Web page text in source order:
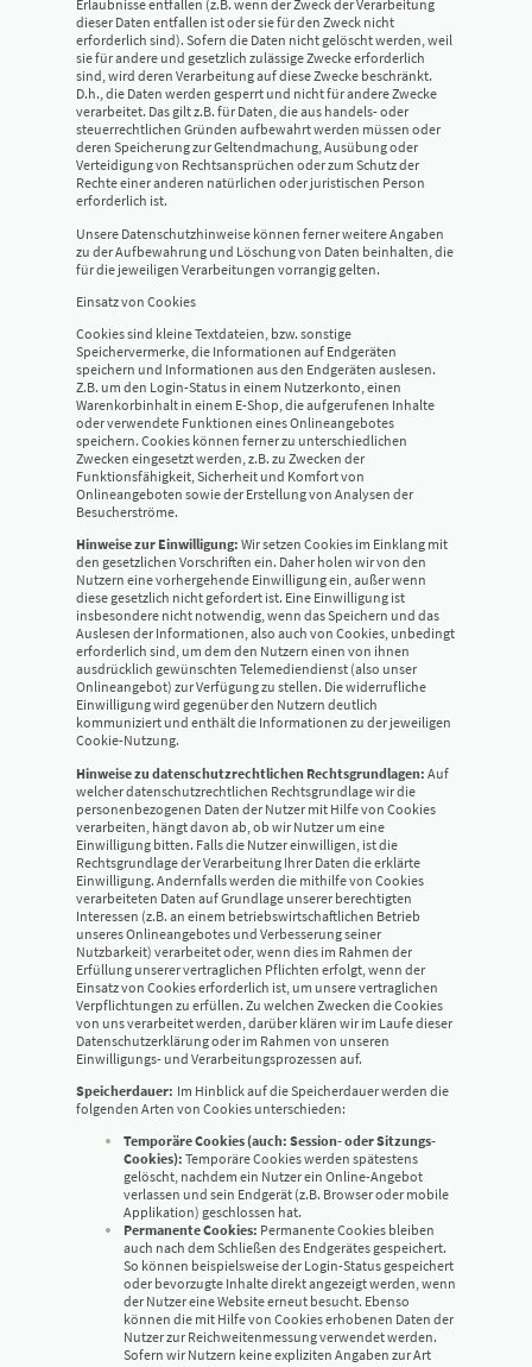
Erlaubnisse entfallen (z.B. wenn der Zweck der Verarbeitung
dieser Daten entfallen ist oder sie für den Zweck nicht
erforderlich sind). Sofern die Daten nicht gelöscht werden, weil
sie für andere und gesetzlich zulässige Zwecke erforderlich
sind, wird deren Verarbeitung auf diese Zwecke beschränkt.
D.h., die Daten werden gesperrt und nicht für andere Zwecke
verarbeitet. Das gilt z.B. für Daten, die aus handels- oder
steuerrechtlichen Gründen aufbewahrt werden müssen oder
deren Speicherung zur Geltendmachung, Ausübung oder
Verteidigung von Rechtsansprüchen oder zum Schutz der
Rechte einer anderen natürlichen oder juristischen Person
erforderlich ist.
Unsere Datenschutzhinweise können ferner weitere Angaben
zu der Aufbewahrung und Löschung von Daten beinhalten, die
für die jeweiligen Verarbeitungen vorrangig gelten.
Einsatz von Cookies
Cookies sind kleine Textdateien, bzw. sonstige
Speichervermerke, die Informationen auf Endgeräten
speichern und Informationen aus den Endgeräten auslesen.
Z.B. um den Login-Status in einem Nutzerkonto, einen
Warenkorbinhalt in einem E-Shop, die aufgerufenen Inhalte
oder verwendete Funktionen eines Onlineangebotes
speichern. Cookies können ferner zu unterschiedlichen
Zwecken eingesetzt werden, z.B. zu Zwecken der
Funktionsfähigkeit, Sicherheit und Komfort von
Onlineangeboten sowie der Erstellung von Analysen der
Besucherströme.
Hinweise zur Einwilligung: Wir setzen Cookies im Einklang mit
den gesetzlichen Vorschriften ein. Daher holen wir von den
Nutzern eine vorhergehende Einwilligung ein, außer wenn
diese gesetzlich nicht gefordert ist. Eine Einwilligung ist
insbesondere nicht notwendig, wenn das Speichern und das
Auslesen der Informationen, also auch von Cookies, unbedingt
erforderlich sind, um dem den Nutzern einen von ihnen
ausdrücklich gewünschten Telemediendienst (also unser
Onlineangebot) zur Verfügung zu stellen. Die widerrufliche
Einwilligung wird gegenüber den Nutzern deutlich
kommuniziert und enthält die Informationen zu der jeweiligen
Cookie-Nutzung.
Hinweise zu datenschutzrechtlichen Rechtsgrundlagen: Auf
welcher datenschutzrechtlichen Rechtsgrundlage wir die
personenbezogenen Daten der Nutzer mit Hilfe von Cookies
verarbeiten, hängt davon ab, ob wir Nutzer um eine
Einwilligung bitten. Falls die Nutzer einwilligen, ist die
Rechtsgrundlage der Verarbeitung Ihrer Daten die erklärte
Einwilligung. Andernfalls werden die mithilfe von Cookies
verarbeiteten Daten auf Grundlage unserer berechtigten
Interessen (z.B. an einem betriebswirtschaftlichen Betrieb
unseres Onlineangebotes und Verbesserung seiner
Nutzbarkeit) verarbeitet oder, wenn dies im Rahmen der
Erfüllung unserer vertraglichen Pflichten erfolgt, wenn der
Einsatz von Cookies erforderlich ist, um unsere vertraglichen
Verpflichtungen zu erfüllen. Zu welchen Zwecken die Cookies
von uns verarbeitet werden, darüber klären wir im Laufe dieser
Datenschutzerklärung oder im Rahmen von unseren
Einwilligungs- und Verarbeitungsprozessen auf.
Speicherdauer: Im Hinblick auf die Speicherdauer werden die
folgenden Arten von Cookies unterschieden:
Temporäre Cookies (auch: Session- oder Sitzungs-
Cookies): Temporäre Cookies werden spätestens
gelöscht, nachdem ein Nutzer ein Online-Angebot
verlassen und sein Endgerät (z.B. Browser oder mobile
Applikation) geschlossen hat.
Permanente Cookies: Permanente Cookies bleiben
auch nach dem Schließen des Endgerätes gespeichert.
So können beispielsweise der Login-Status gespeichert
oder bevorzugte Inhalte direkt angezeigt werden, wenn
der Nutzer eine Website erneut besucht. Ebenso
können die mit Hilfe von Cookies erhobenen Daten der
Nutzer zur Reichweitenmessung verwendet werden.
Sofern wir Nutzern keine expliziten Angaben zur Art